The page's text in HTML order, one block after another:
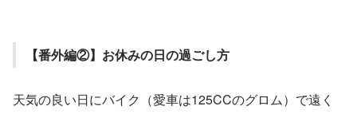
【番外編②】お休みの日の過ごし方
天気の良い日にバイク（愛車は125CCのグロム）で遠く